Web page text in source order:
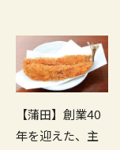
【蒲田】創業40
年を迎えた、主